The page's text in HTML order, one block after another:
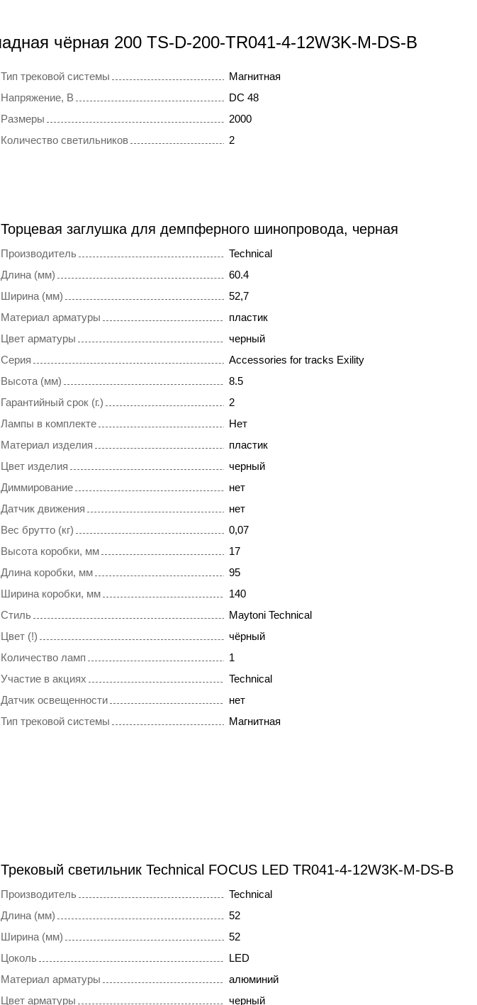
чёрная 200 TS-D-200-TR041-4-12W3K-M-DS-B
Тип трековой системы
Магнитная
Напряжение, В
DC 48
Размеры
2000
Количество светильников
2
Торцевая заглушка для демпферного шинопровода, черная
Производитель
Technical
Длина (мм)
60.4
Ширина (мм)
52,7
Материал арматуры
пластик
Цвет арматуры
черный
Серия
Accessories for tracks Exility
Высота (мм)
8.5
Гарантийный срок (г.)
2
Лампы в комплекте
Нет
Материал изделия
пластик
Цвет изделия
черный
Диммирование
нет
Датчик движения
нет
Вес брутто (кг)
0,07
Высота коробки, мм
17
Длина коробки, мм
95
Ширина коробки, мм
140
Стиль
Maytoni Technical
Цвет (!)
чёрный
Количество ламп
1
Участие в акциях
Technical
Датчик освещенности
нет
Тип трековой системы
Магнитная
Трековый светильник Technical FOCUS LED TR041-4-12W3K-M-DS-B
Производитель
Technical
Длина (мм)
52
Ширина (мм)
52
Цоколь
LED
Материал арматуры
алюминий
Цвет арматуры
черный